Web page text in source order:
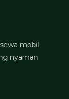
mobil
nyaman